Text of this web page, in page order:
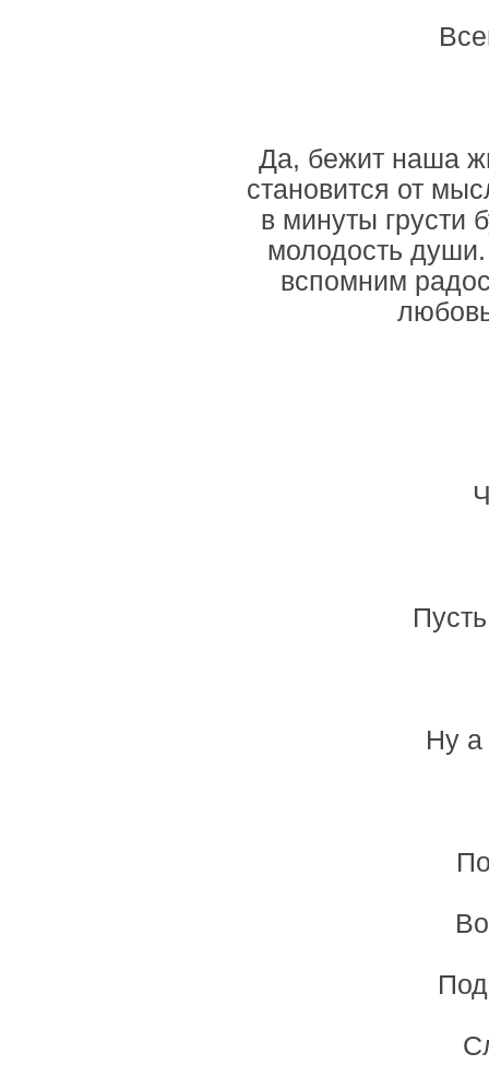
Да, бежит наша
становится от
в минуты грусти
молодость
вспомним
Ну а